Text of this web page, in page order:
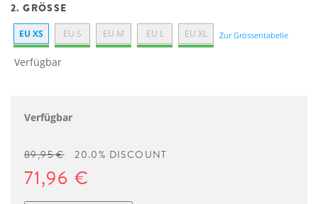
2. GRÖSSE
EU XS EU S EU M EU L EU XL Zur Grössentabelle
Verfügbar
Verfügbar
89,95 € 20.0% DISCOUNT
71,96 €